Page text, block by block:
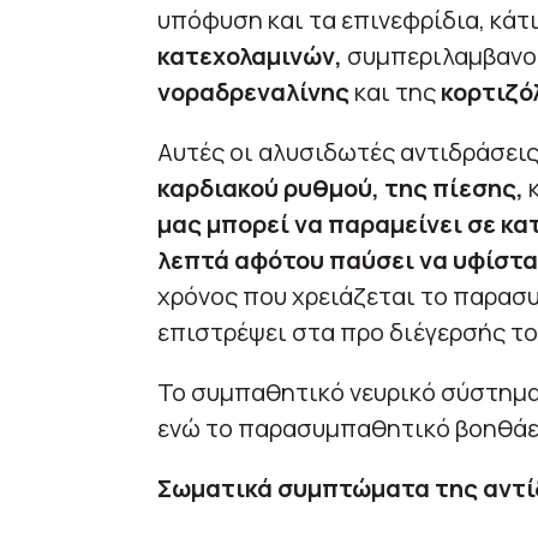
υπόφυση και τα επινεφρίδια,
κατεχολαμινών,
νοραδρεναλίνηςκαι της
Αυτές οι αλυσιδωτές
καρδιακού ρυθμού, της πίεσης,
μας μπορεί να παραμείνει σε
λεπτά αφότου παύσει να
χρόνος που χρειάζεται το
επιστρέψει στα προ διέγερσής
Το συμπαθητικό νευρικό
ενώ το παρασυμπαθητικό
Σωματικά συμπτώματα της